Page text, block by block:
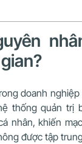
doanh
thống quản trị
nhân, khiến
được tập